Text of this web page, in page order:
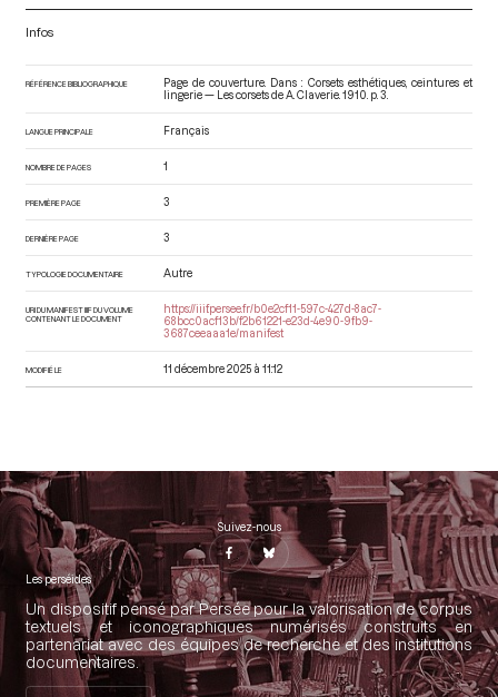
Infos
RÉFÉRENCE BIBLIOGRAPHIQUE
Page de couverture. Dans : Corsets esthétiques, ceintures et
lingerie — Les corsets de A. Claverie . 1910. p. 3.
LANGUE PRINCIPALE Français
NOMBRE DE PAGES 1
PREMIÈRE PAGE 3
DERNIÈRE PAGE 3
TYPOLOGIE DOCUMENTAIRE Autre
URI DU MANIFEST IIIF DU VOLUME
CONTENANT LE DOCUMENT
https://iiif.persee.fr/b0e2cf11-597c-427d-8ac7-
68bcc0acf13b/f2b61221-e23d-4e90-9fb9-
3687ceeaaa1e/manifest
MODIFIÉ LE 11 décembre 2025 à 11:12
Suivez-nous
Les perséides
Un dispositif pensé par Persée pour la valorisation de corpus
textuels et iconographiques numérisés construits en
partenariat avec des équipes de recherche et des institutions
documentaires.